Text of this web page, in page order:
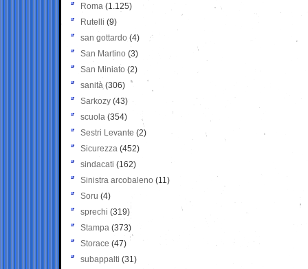
Roma (1.125)
Rutelli (9)
san gottardo (4)
San Martino (3)
San Miniato (2)
sanità (306)
Sarkozy (43)
scuola (354)
Sestri Levante (2)
Sicurezza (452)
sindacati (162)
Sinistra arcobaleno (11)
Soru (4)
sprechi (319)
Stampa (373)
Storace (47)
subappalti (31)